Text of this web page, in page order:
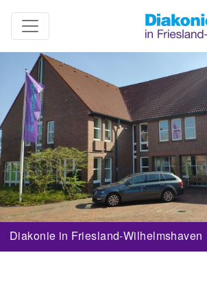
Diakonie in Friesland-Wilhelmshaven